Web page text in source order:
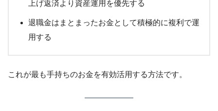
上げ返済より資産運用を優先する
退職金はまとまったお金として積極的に複利で運
用する
これが最も手持ちのお金を有効活用する方法です。